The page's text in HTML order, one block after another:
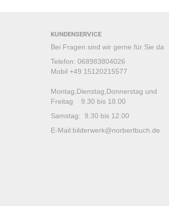
KUNDENSERVICE
Bei Fragen sind wir gerne für Sie da
Telefon: 068983804026
Mobil +49 15120215577
Montag,Dienstag,Donnerstag und
Freitag 9.30 bis 18.00
Samstag: 9.30 bis 12.00
E-Mail:bilderwerk@norbertbuch.de